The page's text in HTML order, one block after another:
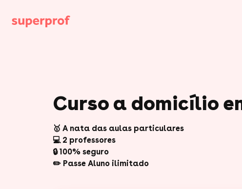
Curso a domicílio
🥇 A nata das aulas particulares
💻 2 professores
🔒 100% seguro
✏️ Passe Aluno ilimitado